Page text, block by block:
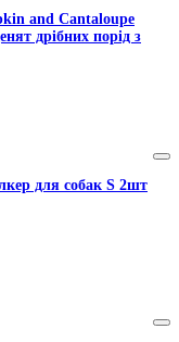
and Cantaloupe
дрібних порід з
для собак S 2шт